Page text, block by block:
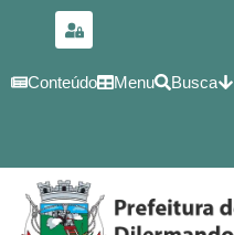
conteúdo
Conteúdo Menu Busca